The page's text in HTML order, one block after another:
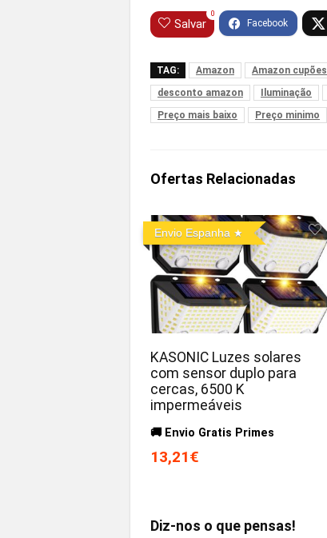
Salvar
0
TAG: Amazon Amazon cupões
desconto amazon
Iluminação
Preço mais baixo
Preço minimo
Ofertas Relacionadas
Envio Espanha
KASONIC Luzes solares
com sensor duplo para
cercas, 6500 K
impermeáveis
🚚 Envio Gratis Primes
13,21€
Diz-nos o que pensas!